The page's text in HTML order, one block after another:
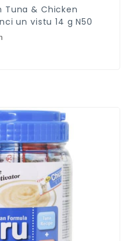
Tuna & Chicken
un vistu 14 g N50